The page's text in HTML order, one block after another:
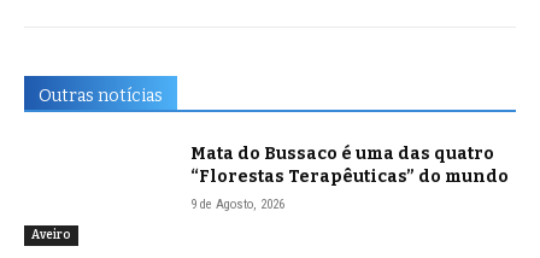
Outras notícias
Aveiro
Mata do Bussaco é uma das quatro
“Florestas Terapêuticas” do mundo
9 de Agosto, 2026